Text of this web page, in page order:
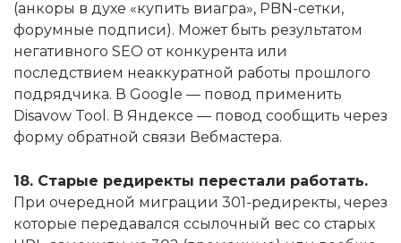
(анкоры в духе «купить виагра», PBN-сетки,
форумные подписи). Может быть результатом
негативного SEO от конкурента или
последствием неаккуратной работы прошлого
подрядчика. В Google — повод применить
Disavow Tool. В Яндексе — повод сообщить через
форму обратной связи Вебмастера.
18. Старые редиректы перестали работать.
При очередной миграции 301-редиректы, через
которые передавался ссылочный вес со старых